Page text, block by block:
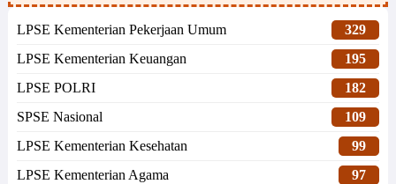
LPSE Kementerian Pekerjaan Umum
329
LPSE Kementerian Keuangan
195
LPSE POLRI
182
SPSE Nasional
109
LPSE Kementerian Kesehatan
99
LPSE Kementerian Agama
97